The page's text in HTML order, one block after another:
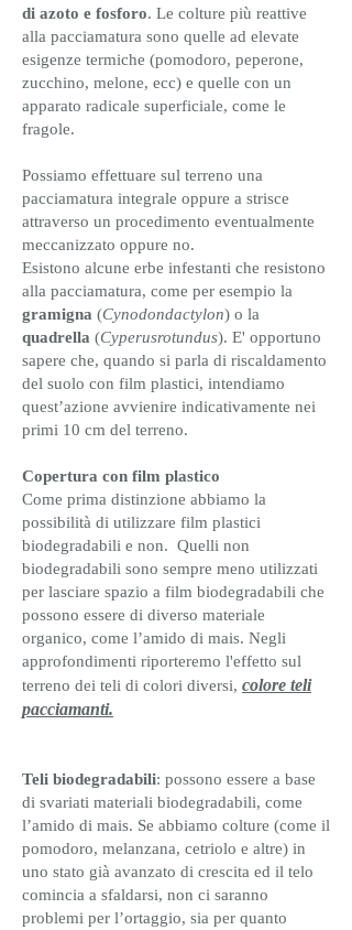
di azoto e fosforo. Le colture più reattive
alla pacciamatura sono quelle ad elevate
esigenze termiche (pomodoro, peperone,
zucchino, melone, ecc) e quelle con un
apparato radicale superficiale, come le
fragole.
Possiamo effettuare sul terreno una
pacciamatura integrale oppure a strisce
attraverso un procedimento eventualmente
meccanizzato oppure no.
Esistono alcune erbe infestanti che resistono
alla pacciamatura, come per esempio la
gramigna (Cynodondactylon) o la
quadrella (Cyperusrotundus). E' opportuno
sapere che, quando si parla di riscaldamento
del suolo con film plastici, intendiamo
quest’azione avvienire indicativamente nei
primi 10 cm del terreno.
Copertura con film plastico
Come prima distinzione abbiamo la
possibilità di utilizzare film plastici
biodegradabili e non. Quelli non
biodegradabili sono sempre meno utilizzati
per lasciare spazio a film biodegradabili che
possono essere di diverso materiale
organico, come l’amido di mais. Negli
approfondimenti riporteremo l'effetto sul
terreno dei teli di colori diversi, colore teli
pacciamanti.
Teli biodegradabili: possono essere a base
di svariati materiali biodegradabili, come
l’amido di mais. Se abbiamo colture (come il
pomodoro, melanzana, cetriolo e altre) in
uno stato già avanzato di crescita ed il telo
comincia a sfaldarsi, non ci saranno
problemi per l’ortaggio, sia per quanto